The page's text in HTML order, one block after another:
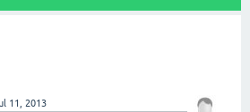
11, 2013